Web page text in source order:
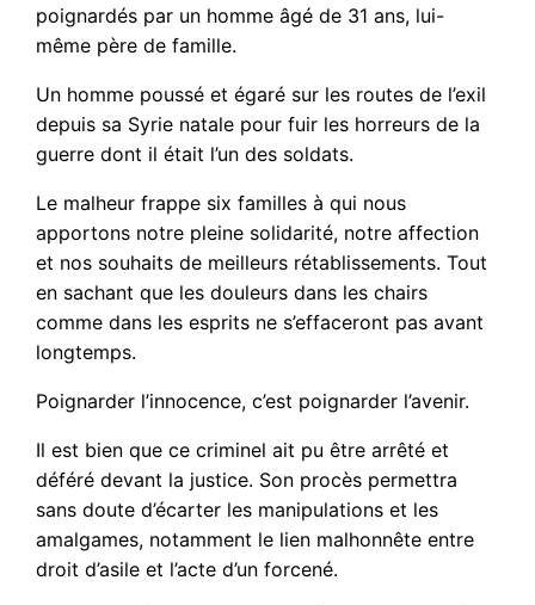
poignardés par un homme âgé de 31 ans, lui-
même père de famille.
Un homme poussé et égaré sur les routes de l’exil
depuis sa Syrie natale pour fuir les horreurs de la
guerre dont il était l’un des soldats.
Le malheur frappe six familles à qui nous
apportons notre pleine solidarité, notre affection
et nos souhaits de meilleurs rétablissements. Tout
en sachant que les douleurs dans les chairs
comme dans les esprits ne s’effaceront pas avant
longtemps.
Poignarder l’innocence, c’est poignarder l’avenir.
Il est bien que ce criminel ait pu être arrêté et
déféré devant la justice. Son procès permettra
sans doute d’écarter les manipulations et les
amalgames, notamment le lien malhonnête entre
droit d’asile et l’acte d’un forcené.